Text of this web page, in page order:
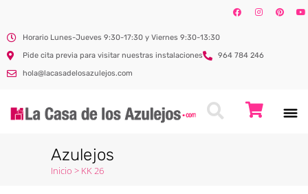
Horario Lunes-Jueves 9:30-17:30 y Viernes 9:30-13:30
Pide cita previa para visitar nuestras instalaciones
964 784 246
hola@lacasadelosazulejos.com
Azulejos
Inicio > KK 26